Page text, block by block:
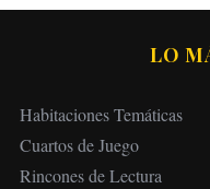
LO
Habitaciones Temáticas
Cuartos de Juego
Rincones de Lectura